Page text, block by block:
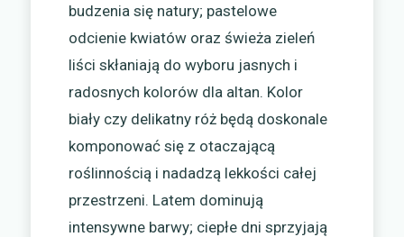
budzenia się natury; pastelowe
odcienie kwiatów oraz świeża zieleń
liści skłaniają do wyboru jasnych i
radosnych kolorów dla altan. Kolor
biały czy delikatny róż będą doskonale
komponować się z otaczającą
roślinnością i nadadzą lekkości całej
przestrzeni. Latem dominują
intensywne barwy; ciepłe dni sprzyjają